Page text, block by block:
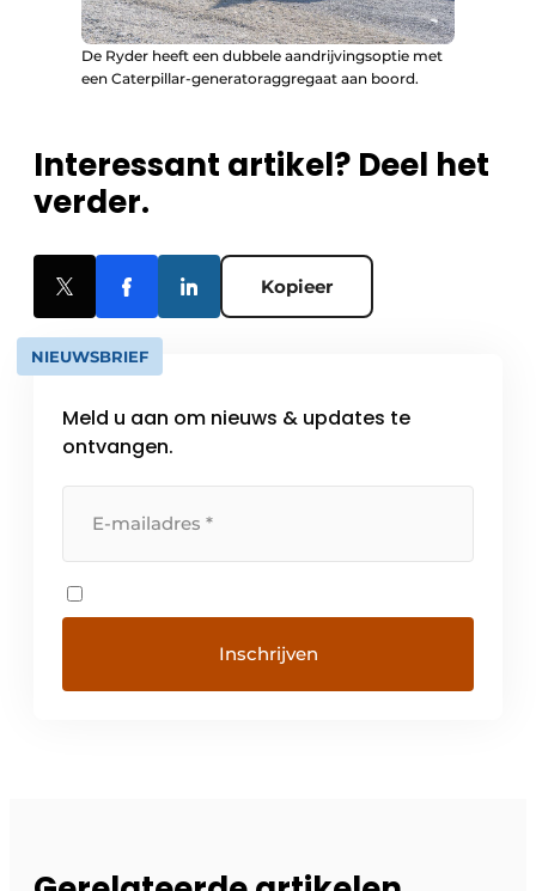
De Ryder heeft een dubbele aandrijvingsoptie met
een Caterpillar-generatoraggregaat aan boord.
Interessant artikel? Deel het
verder.
Kopieer
NIEUWSBRIEF
Meld u aan om nieuws & updates te
ontvangen.